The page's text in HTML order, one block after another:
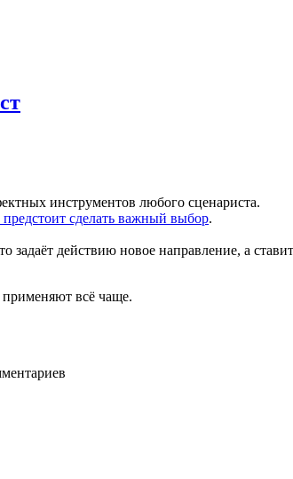
инструментов любого сценариста.
сделать важный выбор.
задаёт действию новое направление, а
всё чаще.